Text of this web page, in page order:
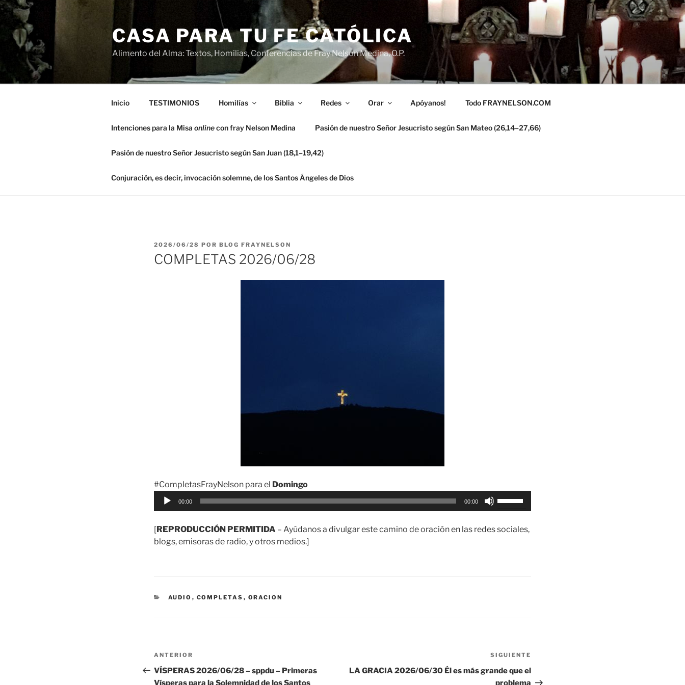
Saltar
contenido
CASA PARA TU FE CATÓLICA
Alimento del Alma: Textos, Homilias, Conferencias de Fray Nelson Medina, O.P.
Inicio TESTIMONIOS Homilías Biblia Redes Orar Apóyanos! Todo FRAYNELSON.COM
Intenciones para la Misa onlinecon fray Nelson Medina Pasión de nuestro Señor Jesucristo según San Mateo (26,14–27,66)
Pasión de nuestro Señor Jesucristo según San Juan (18,1–19,42)
Conjuración, es decir, invocación solemne, de los Santos Ángeles de Dios
PUBLICADO
EL
2026/06/28 POR BLOG FRAYNELSON
COMPLETAS 2026/06/28
#CompletasFrayNelson para el Domingo
Reproductor
00:00 00:00
de
[REPRODUCCIÓN PERMITIDA – Ayúdanos a divulgar este camino de oración en las redes sociales,
blogs, emisoras de radio, y otros medios.]
CATEGORÍAS
AUDIO , COMPLETAS , ORACION
Navegación
de
Entrada
anterior:
ANTERIOR
VÍSPERAS 2026/06/28 – sppdu – Primeras
Vísperas para la Solemnidad de los Santos
entrada
SIGUIENTE
LA GRACIA 2026/06/30 Él es más grande que el
problema